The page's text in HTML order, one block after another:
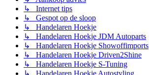
↳ Internet tips
↳ Gespot op de sloop
↳ Handelaren Hoekje
↳ Handelaren Hoekje JDM Autoparts
↳ Handelaren Hoekje Showoffimports
↳ Handelaren Hoekje Driven2Shine
↳ Handelaren Hoekje S-Tuning